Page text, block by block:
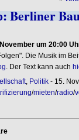
Berliner
um 20:00
Die Musik im
. Der Text kann auch
, Politik- 15.
/mieten/radio/